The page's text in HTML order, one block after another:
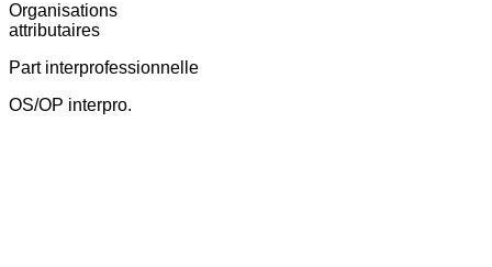
Organisations
attributaires
Part interprofessionnelle
OS/OP interpro.